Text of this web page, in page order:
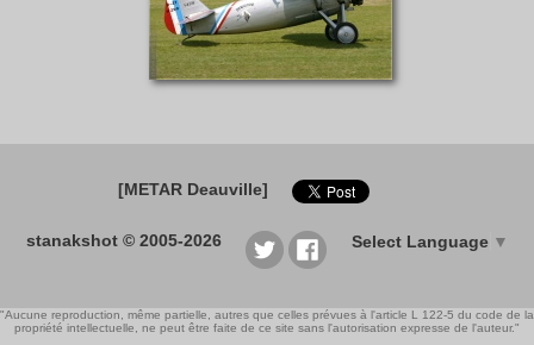
[METAR Deauville]
stanakshot © 2005-2026 Select Language ▼
"Aucune reproduction, même partielle, autres que celles prévues à l'article L 122-5 du code de la
propriété intellectuelle, ne peut être faite de ce site sans l'autorisation expresse de l'auteur."